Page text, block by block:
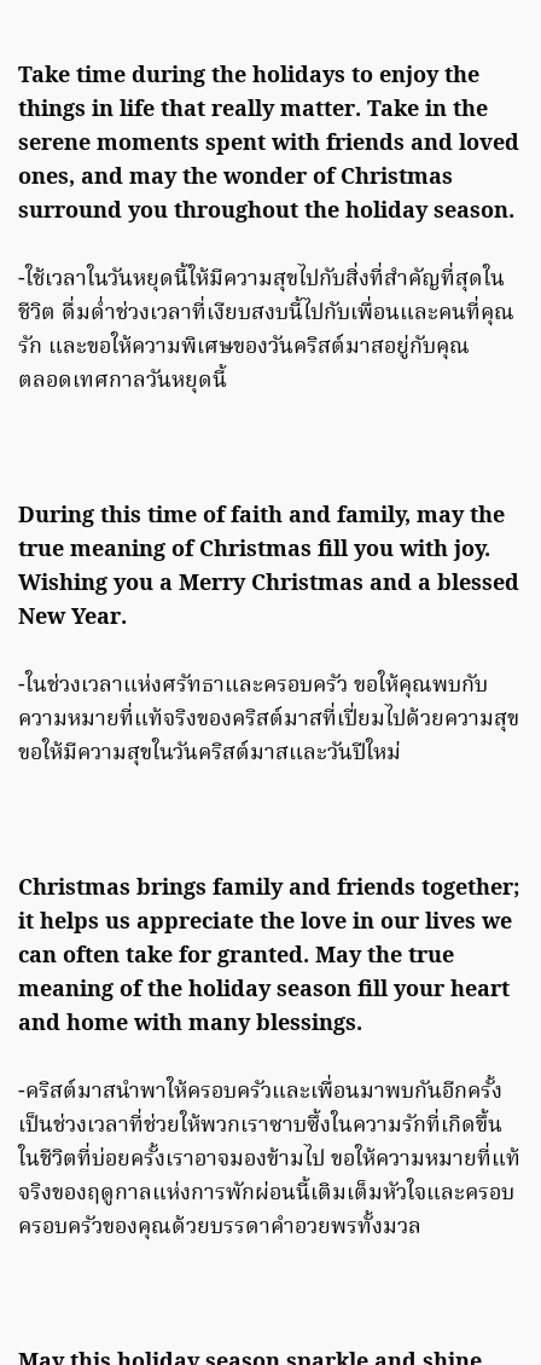
Take time during the holidays to enjoy the
things in life that really matter. Take in the
serene moments spent with friends and loved
ones, and may the wonder of Christmas
surround you throughout the holiday season.
-ใช้เวลาในวันหยุดนี้ให้มีความสุขไปกับสิ่งที่สำคัญที่สุดใน
ชีวิต ดื่มด่ำช่วงเวลาที่เงียบสงบนี้ไปกับเพื่อนและคนที่คุณ
รัก และขอให้ความพิเศษของวันคริสต์มาสอยู่กับคุณ
ตลอดเทศกาลวันหยุดนี้
During this time of faith and family, may the
true meaning of Christmas fill you with joy.
Wishing you a Merry Christmas and a blessed
New Year.
-ในช่วงเวลาแห่งศรัทธาและครอบครัว ขอให้คุณพบกับ
ความหมายที่แท้จริงของคริสต์มาสที่เปี่ยมไปด้วยความสุข
ขอให้มีความสุขในวันคริสต์มาสและวันปีใหม่
Christmas brings family and friends together;
it helps us appreciate the love in our lives we
can often take for granted. May the true
meaning of the holiday season fill your heart
and home with many blessings.
-คริสต์มาสนำพาให้ครอบครัวและเพื่อนมาพบกันอีกครั้ง
เป็นช่วงเวลาที่ช่วยให้พวกเราซาบซึ้งในความรักที่เกิดขึ้น
ในชีวิตที่บ่อยครั้งเราอาจมองข้ามไป ขอให้ความหมายที่แท้
จริงของฤดูกาลแห่งการพักผ่อนนี้เติมเต็มหัวใจและครอบ
ครอบครัวของคุณด้วยบรรดาคำอวยพรทั้งมวล